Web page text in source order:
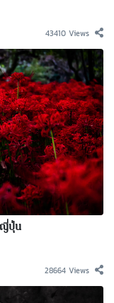
43410 Views
ญี่ปุ่น
28664 Views